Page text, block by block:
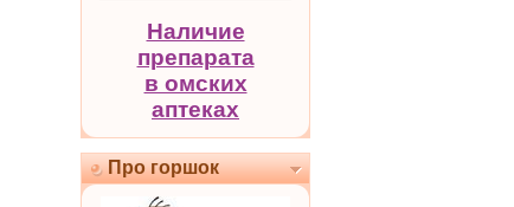
Наличие
препарата
в омских
аптеках
Про горшок